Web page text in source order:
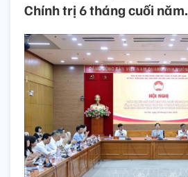
Chính trị 6 tháng cuối năm.